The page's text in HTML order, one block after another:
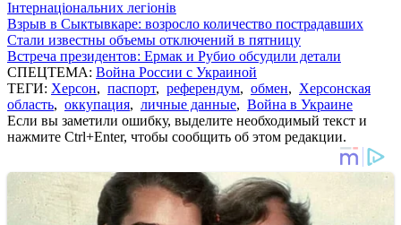
Інтернаціональних легіонів
Взрыв в Сыктывкаре: возросло количество пострадавших
Стали известны объемы отключений в пятницу
Встреча президентов: Ермак и Рубио обсудили детали
СПЕЦТЕМА: Война России с Украиной
ТЕГИ: Херсон, паспорт, референдум, обмен, Херсонская
область, оккупация, личные данные, Война в Украине
Если вы заметили ошибку, выделите необходимый текст и
нажмите Ctrl+Enter, чтобы сообщить об этом редакции.